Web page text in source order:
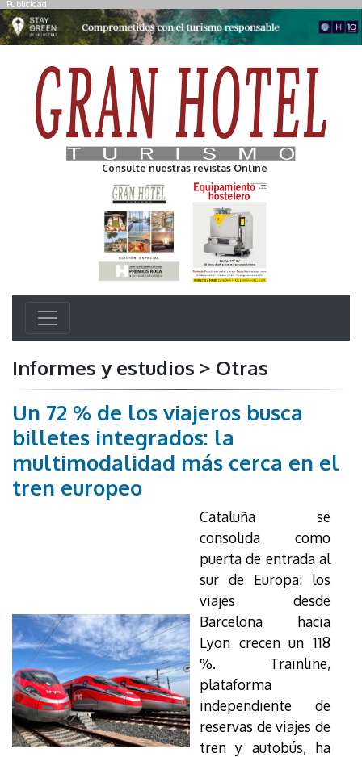
Publicidad
Consulte nuestras revistas Online
Informes y estudios > Otras
Un 72 % de los viajeros busca
billetes integrados: la
multimodalidad más cerca en el
tren europeo
Cataluña se
consolida como
puerta de entrada al
sur de Europa: los
viajes desde
Barcelona hacia
Lyon crecen un 118
%. Trainline,
plataforma
independiente de
reservas de viajes de
tren y autobús, ha